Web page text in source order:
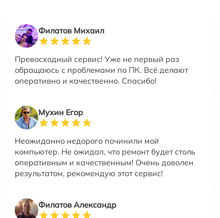
Филатов Михаил
Превосходный сервис! Уже не первый раз
обращаюсь с проблемами по ПК. Всё делают
оперативно и качественно. Спасибо!
Мухин Егор
Неожиданно недорого починили мой
компьютер. Не ожидал, что ремонт будет столь
оперативным и качественным! Очень доволен
результатом, рекомендую этот сервис!
Филатов Александр